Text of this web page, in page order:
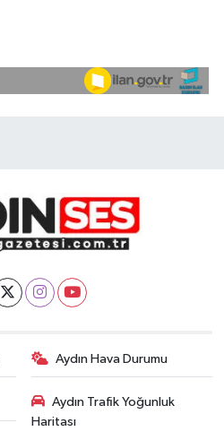
Aydın Hava Durumu
Aydın Trafik Yoğunluk
Haritası